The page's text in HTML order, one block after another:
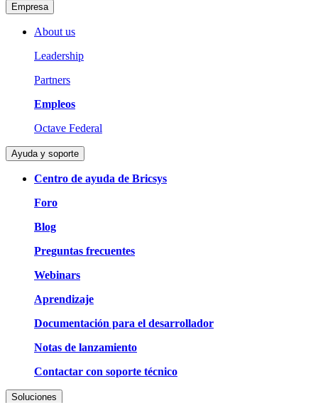
Empresa
About us
Leadership
Partners
Empleos
Octave Federal
Ayuda y soporte
Centro de ayuda de Bricsys
Foro
Blog
Preguntas frecuentes
Webinars
Aprendizaje
Documentación para el desarrollador
Notas de lanzamiento
Contactar con soporte técnico
Soluciones